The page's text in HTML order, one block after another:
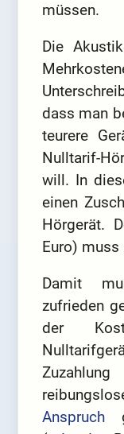
müssen.
Die
dass man
teurere
Nulltarif-
will. In
einen
Hörgerät.
Euro)
Damit
zufrieden
der
Anspruch